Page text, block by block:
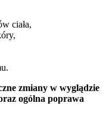
ciała,
zmiany w wyglądzie
ogólna poprawa